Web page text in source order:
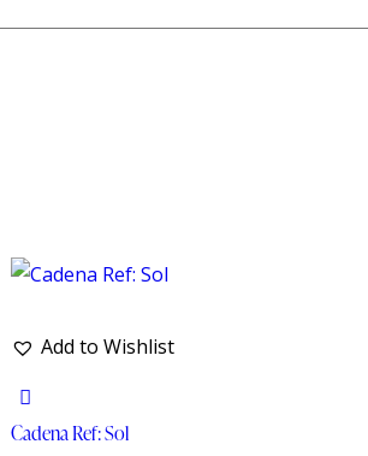
Add to Wishlist
Cadena Ref: Sol